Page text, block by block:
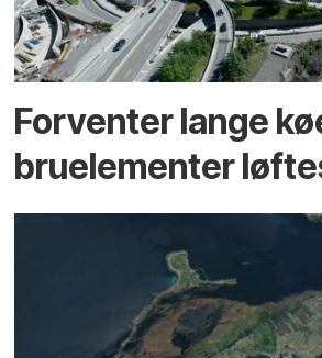
Forventer lange
bru­elementer